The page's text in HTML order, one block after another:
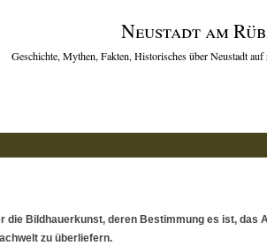
Neustadt am
Geschichte, Mythen, Fakten, Historisches über Neustadt auf
die Bildhauerkunst, deren Bestimmung es ist, das
zu überliefern.